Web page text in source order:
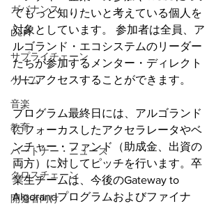
ガバナンス
DeFi
サプライチェーン
ゲーム
音楽
教育
パートナー・ニュース
クロスチェーン
開発者向け
てもっと知りたいと考えている個人を
対象としています。 参加者は全員、ア
ルゴランド・エコシステムのリーダー
たちが参加するメンター・ディレクト
リにアクセスすることができます。
プログラム最終日には、アルゴランド
にフォーカスしたアクセラレータやベ
ンチャー・ファンド（助成金、出資の
両方）に対してピッチを行います。卒
業生チームは、今後のGateway to
Algorandプログラムおよびファイナ